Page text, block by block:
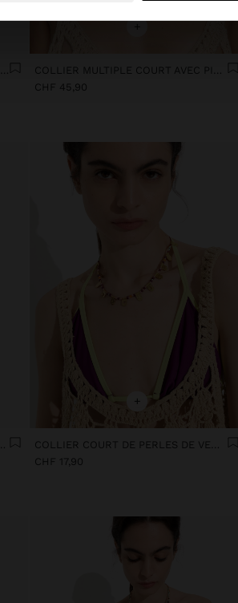
COLLIER LONG DE MAILLONS AVEC PIERRE
COLLIER MULTIPLE COURT AVEC PIERRES COLORÉES
CHF 45,90
COLLIER LONG AVEC PERLES ET PIERRES
+
COLLIER COURT DE PERLES DE VERRE AVEC PENDENTIFS
CHF 17,90